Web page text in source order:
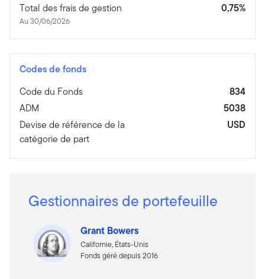
Total des frais de gestion
Au 30/06/2026
0,75%
Codes de fonds
Code du Fonds
834
ADM
5038
Devise de référence de la
catégorie de part
USD
Gestionnaires de portefeuille
Grant Bowers
Californie, États-Unis
Fonds géré depuis 2016